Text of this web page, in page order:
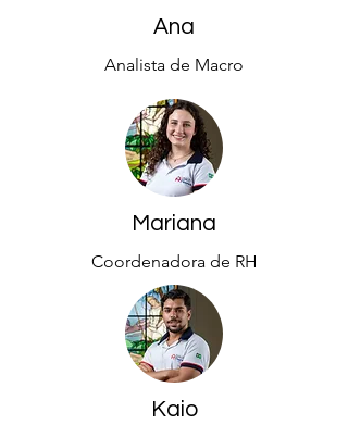
Ana
Analista de Macro
Mariana
Coordenadora de RH
Kaio